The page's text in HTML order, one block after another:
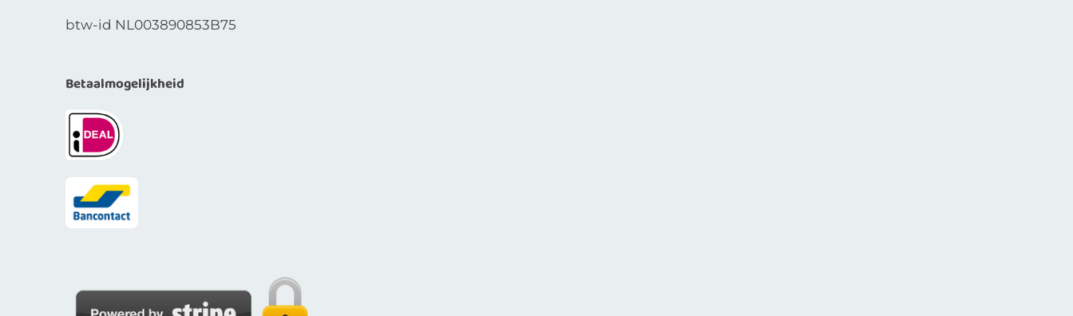
btw-id NL003890853B75
Betaalmogelijkheid